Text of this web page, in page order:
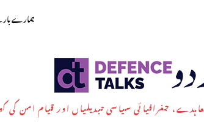
ہمارے
جغرافیائی سیاسی تبدیلیاں اور قیام امن کی